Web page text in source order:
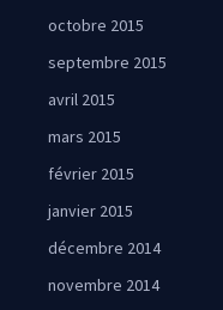
octobre 2015
septembre 2015
avril 2015
mars 2015
février 2015
janvier 2015
décembre 2014
novembre 2014